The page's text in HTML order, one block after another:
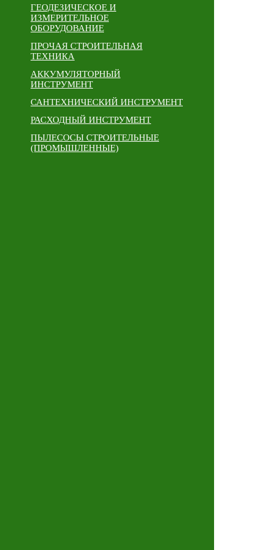
ГЕОДЕЗИЧЕСКОЕ И
ИЗМЕРИТЕЛЬНОЕ
ОБОРУДОВАНИЕ
ПРОЧАЯ СТРОИТЕЛЬНАЯ
ТЕХНИКА
АККУМУЛЯТОРНЫЙ
ИНСТРУМЕНТ
САНТЕХНИЧЕСКИЙ ИНСТРУМЕНТ
РАСХОДНЫЙ ИНСТРУМЕНТ
ПЫЛЕСОСЫ СТРОИТЕЛЬНЫЕ
(ПРОМЫШЛЕННЫЕ)